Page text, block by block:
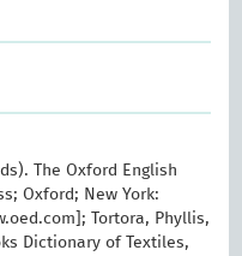
The Oxford English
Oxford; New York:
Tortora, Phyllis,
Dictionary of Textiles,